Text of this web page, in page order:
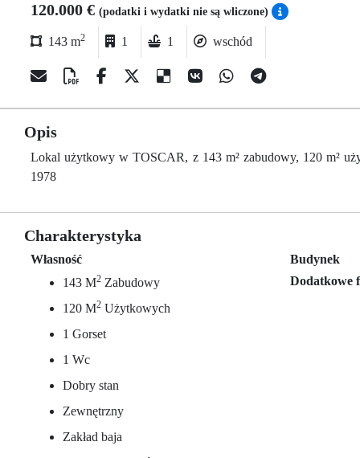
120.000 € (podatki i wydatki nie są wliczone)
143 m2 1 1 wschód
Opis
Lokal użytkowy w TOSCAR, z 143 m² zabudowy, 120 m²
1978
Charakterystyka
Własność
143 M2 Zabudowy
120 M2 Użytkowych
1 Gorset
1 Wc
Dobry stan
Zewnętrzny
Zakład baja
Budynek
Dodatkowe